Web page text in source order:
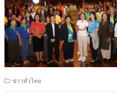
ข่าวทั่วไทย